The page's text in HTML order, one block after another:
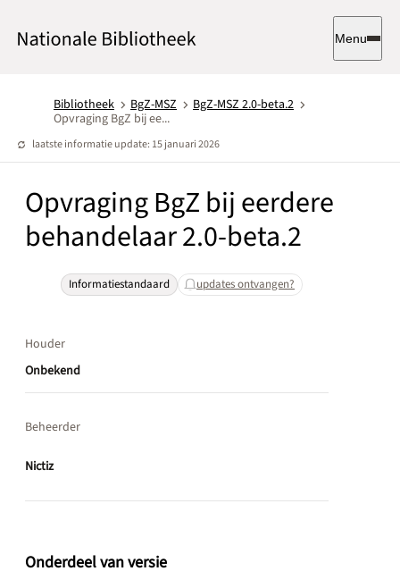
Menu
Bibliotheek BgZ-MSZ
BgZ-MSZ 2.0-beta.2
Opvraging BgZ bij ee...
laatste informatie update: 15 januari 2026
Opvraging BgZ bij eerdere
behandelaar 2.0-beta.2
Informatiestandaard updates ontvangen?
Houder
Onbekend
Beheerder
Nictiz
Onderdeel van versie